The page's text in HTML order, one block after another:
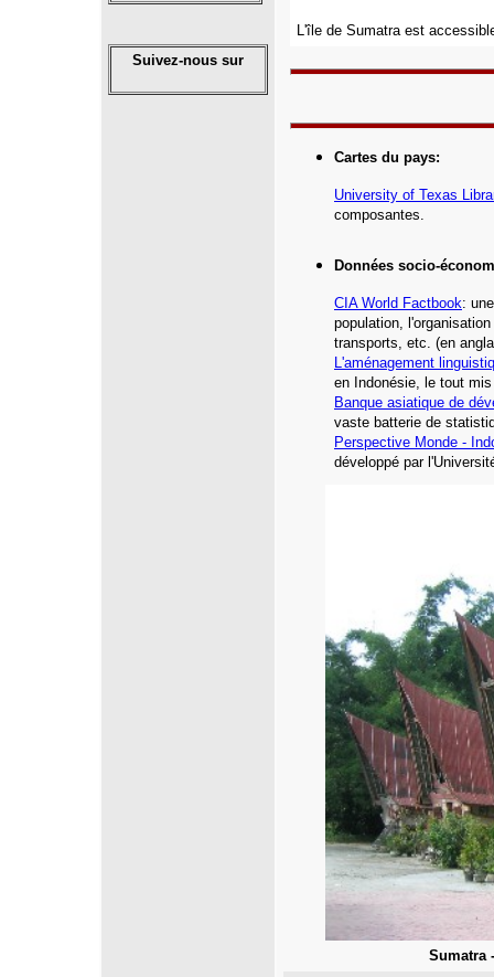
Suivez-nous sur
L'île de Sumatra est
Cartes du pays:
University of Texas
composantes.
Données socio-
CIA World Factbook:
population,
transports, etc. (en
L'aménagement
en Indonésie, le tout
Banque asiatique de
vaste batterie de
Perspective Monde -
développé par
Sumatra